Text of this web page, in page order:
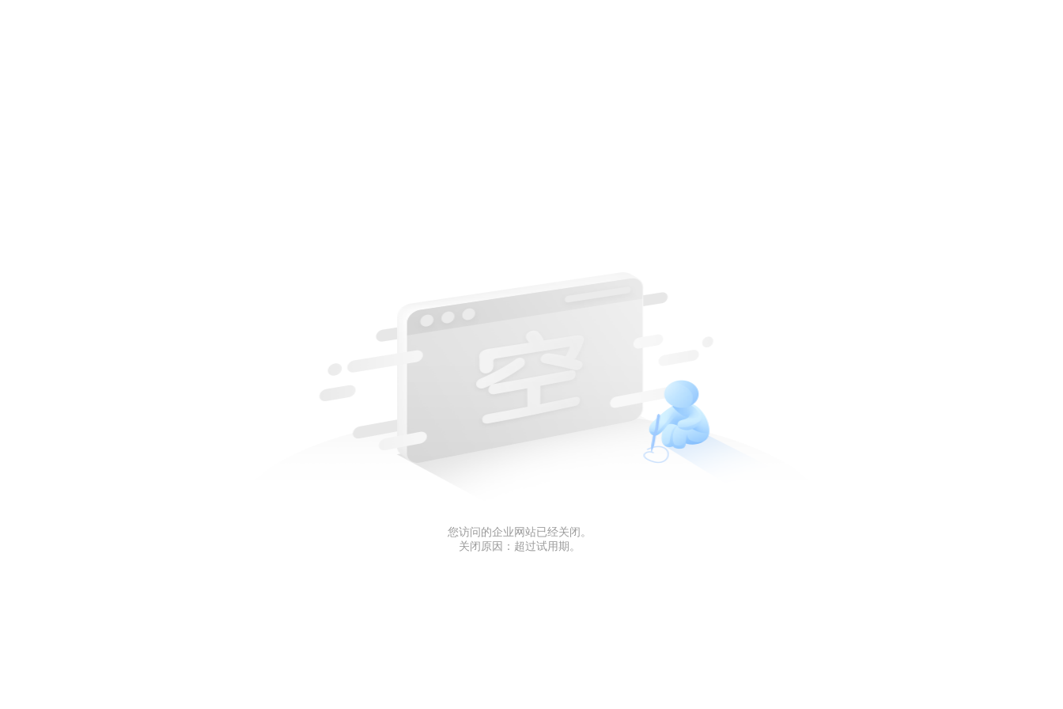
您访问的企业网站已经关闭。
关闭原因：超过试用期。